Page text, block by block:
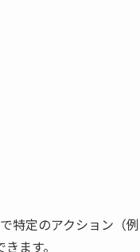
特定のアクション（例
ます。